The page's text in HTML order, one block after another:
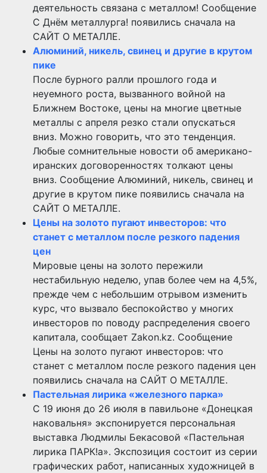
деятельность связана с металлом! Сообщение
С Днём металлурга! появились сначала на
САЙТ О МЕТАЛЛЕ.
Алюминий, никель, свинец и другие в крутом
пике
После бурного ралли прошлого года и
неуемного роста, вызванного войной на
Ближнем Востоке, цены на многие цветные
металлы с апреля резко стали опускаться
вниз. Можно говорить, что это тенденция.
Любые сомнительные новости об американо-
иранских договоренностях толкают цены
вниз. Сообщение Алюминий, никель, свинец и
другие в крутом пике появились сначала на
САЙТ О МЕТАЛЛЕ.
Цены на золото пугают инвесторов: что
станет с металлом после резкого падения
цен
Мировые цены на золото пережили
нестабильную неделю, упав более чем на 4,5%,
прежде чем с небольшим отрывом изменить
курс, что вызвало беспокойство у многих
инвесторов по поводу распределения своего
капитала, сообщает Zakon.kz. Сообщение
Цены на золото пугают инвесторов: что
станет с металлом после резкого падения цен
появились сначала на САЙТ О МЕТАЛЛЕ.
Пастельная лирика «железного парка»
С 19 июня до 26 июля в павильоне «Донецкая
наковальня» экспонируется персональная
выставка Людмилы Бекасовой «Пастельная
лирика ПАРК!а». Экспозиция состоит из серии
графических работ, написанных художницей в